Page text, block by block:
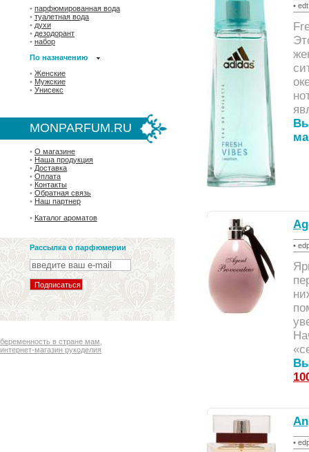
• парфюмированная вода
• туалетная вода
• духи
• дезодорант
• набор
По назначению
• Женские
• Мужские
• Унисекс
MONPARFUM.RU
• О магазине
• Наша продукция
• Доставка
• Оплата
• Контакты
• Обратная связь
• Наш партнер
• Каталог ароматов
Рассылка о парфюмерии
беременность в стране мам
интернет-магазин рукоделия
•
•
•